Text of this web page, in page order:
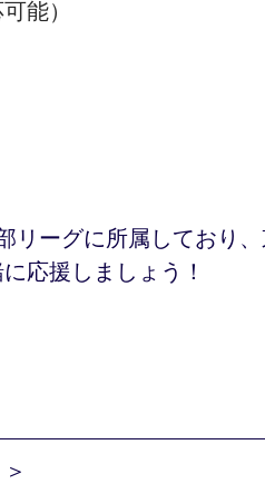
能）
リーグに所属しており
応援しましょう！